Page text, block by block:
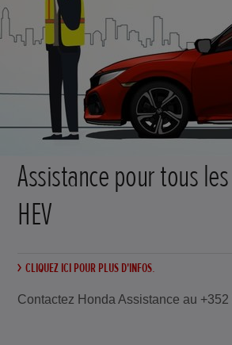
Assistance pour tous
HEV
CLIQUEZ ICI POUR PLUS D'INFOS.
Contactez Honda Assistance au